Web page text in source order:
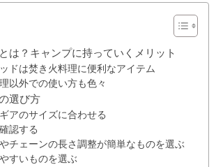
は？キャンプに持っていくメリット
ドは焚き火料理に便利なアイテム
以外での使い方も色々
選び方
アのサイズに合わせる
認する
チェーンの長さ調整が簡単なものを選ぶ
すいものを選ぶ